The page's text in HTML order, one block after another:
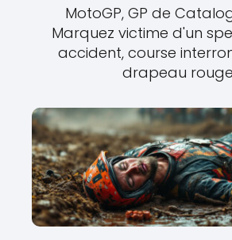
MotoGP, GP de
Marquez victime d'un
accident, course
drapeau rouge